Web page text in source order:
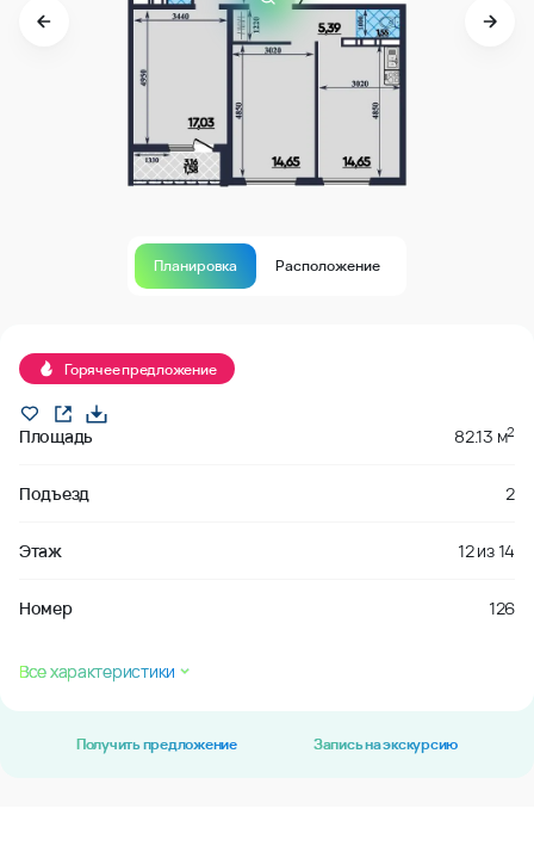
Планировка Расположение
Горячее предложение
Площадь 82.13 м2
Подъезд 2
Этаж 12из14
Номер 126
Все характеристики
Получить предложение Запись на экскурсию